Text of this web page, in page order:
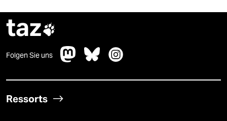
taz
Folgen Sie uns
Ressorts